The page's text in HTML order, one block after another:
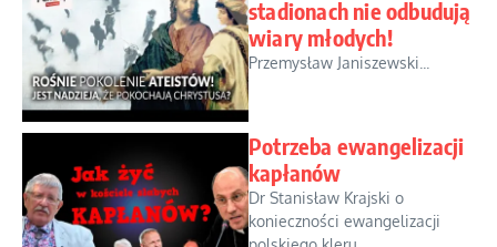
stadionach nie odbudują
wiary młodych!
Przemysław Janiszewski...
Potrzeba ewangelizacji
kapłanów
Dr Stanisław Krajski o
konieczności ewangelizacji